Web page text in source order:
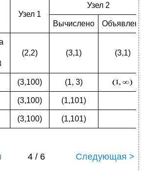
Узел 1
Узел 2
Вычислено
(2,2) (3,1) (3,1)
(3,100) (1, 3)
(3,100) (1,101)
(3,100) (1,101)
4 / 6 Следующая >